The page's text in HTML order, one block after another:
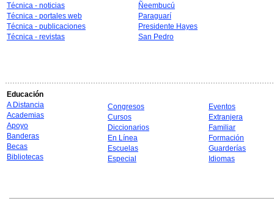
Técnica - noticias
Técnica - portales web
Técnica - publicaciones
Técnica - revistas
Ñeembucú
Paraguarí
Presidente Hayes
San Pedro
Educación
A Distancia
Academias
Apoyo
Banderas
Becas
Bibliotecas
Congresos
Cursos
Diccionarios
En Línea
Escuelas
Especial
Eventos
Extranjera
Familiar
Formación
Guarderías
Idiomas